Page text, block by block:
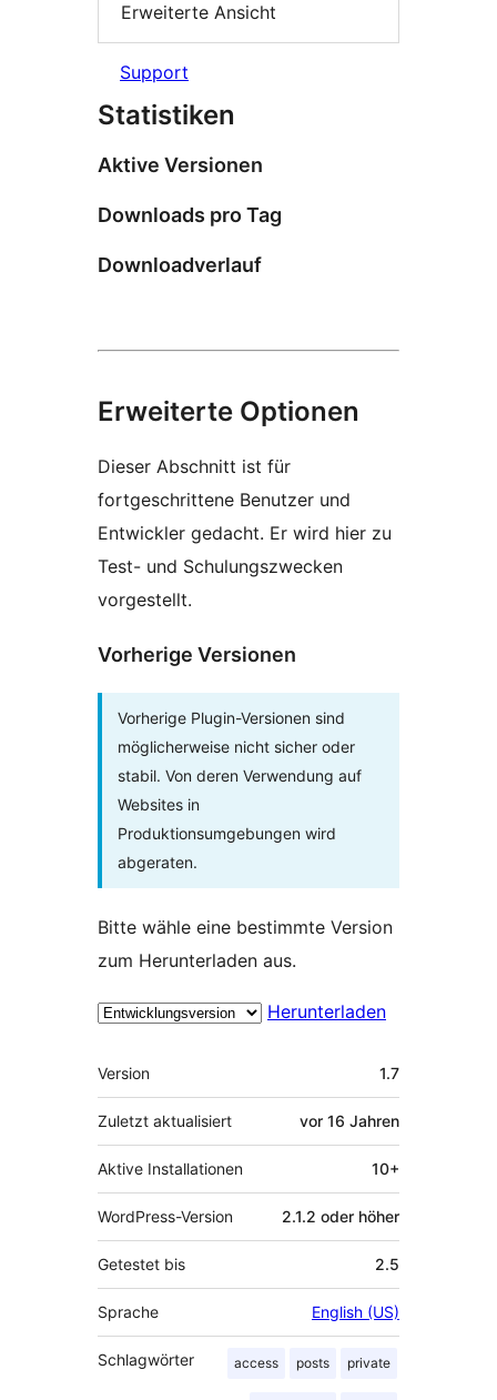
Erweiterte Ansicht
Support
Statistiken
Aktive Versionen
Downloads pro Tag
Downloadverlauf
Erweiterte Optionen
Dieser Abschnitt ist für
fortgeschrittene Benutzer und
Entwickler gedacht. Er wird hier zu
Test- und Schulungszwecken
vorgestellt.
Vorherige Versionen
Vorherige Plugin-Versionen sind
möglicherweise nicht sicher oder
stabil. Von deren Verwendung auf
Websites in
Produktionsumgebungen wird
abgeraten.
Bitte wähle eine bestimmte Version
zum Herunterladen aus.
Herunterladen
Meta
Version 1.7
Zuletzt aktualisiert vor 16 Jahren
Aktive Installationen 10+
WordPress-Version 2.1.2 oder höher
Getestet bis 2.5
Sprache English (US)
Schlagwörter access posts private